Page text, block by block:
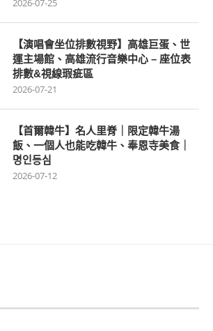
2026-07-25
【演唱會坐位排數視野】高雄巨蛋、世
運主場館、高雄流行音樂中心 – 座位表
排數&視線瑕疵區
2026-07-21
【首爾韓牛】名人里脊｜限定韓牛湯
飯、一個人也能吃韓牛、奉恩寺美食｜
명인등심
2026-07-12